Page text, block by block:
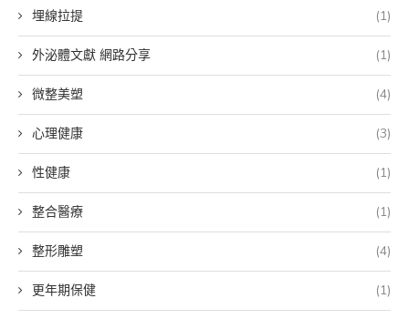
埋線拉提 (1)
外泌體文獻 網路分享 (1)
微整美塑 (4)
心理健康 (3)
性健康 (1)
整合醫療 (1)
整形雕塑 (4)
更年期保健 (1)